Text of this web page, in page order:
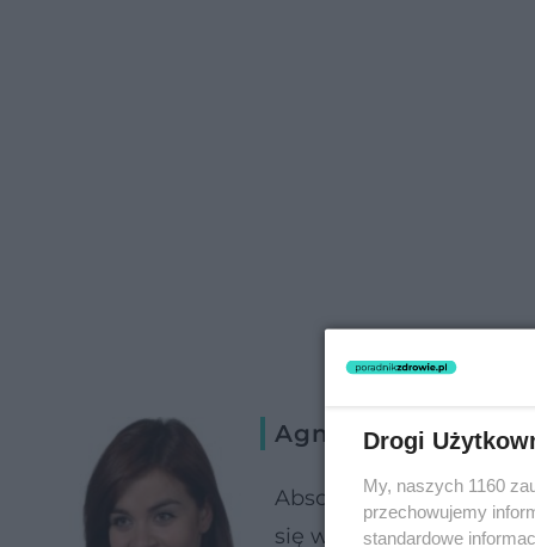
Agnieszka Denis
Absolwentka Śląskiego
się w wykonywaniu
Drogi
My, naszych 1160
przechowujemy
standardowe